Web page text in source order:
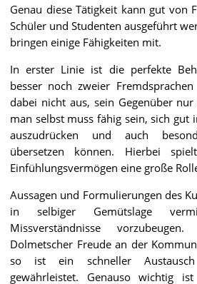
Genau diese Tätigkeit kann gut von
Schüler und Studenten ausgeführt
bringen einige Fähigkeiten mit.
In erster Linie ist die perfekte
besser noch zweier
dabei nicht aus, sein Gegenüber
man selbst muss fähig sein, sich gut
auszudrücken und auch
übersetzen können. Hierbei
Einfühlungsvermögen eine große
Aussagen und Formulierungen des
in selbiger Gemütslage
Missverständnisse
Dolmetscher Freude an der
so ist ein schneller
gewährleistet. Genauso wichtig